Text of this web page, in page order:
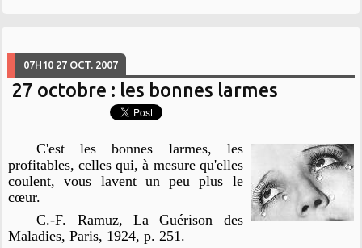
07H10 27 OCT. 2007
27 octobre : les bonnes larmes
C'est les bonnes larmes, les
profitables, celles qui, à mesure qu'elles
coulent, vous lavent un peu plus le
cœur.
C.-F. Ramuz, La Guérison des
Maladies, Paris, 1924, p. 251.